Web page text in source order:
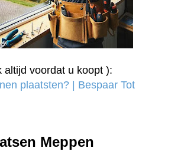
altijd voordat u koopt ):
plaatsten? | Bespaar Tot
Meppen